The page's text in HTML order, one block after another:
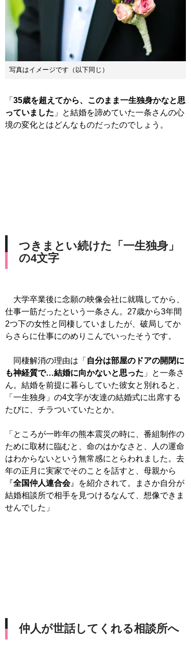
写真はイメージです（以下同じ）
「 35歳を超えてから、このまま一生独身かなと思
っていました 」と結婚を諦めていた一条さんの心
境の変化とはどんなものだったのでしょう。
つきまとい続けた「一生独身」
の4文字
大学卒業後に念願の映像会社に就職してから、
仕事一筋だったという一条さん。27歳から3年間
2つ下の女性と同棲していましたが、破局してか
らさらに仕事にのめりこんでいったそうです。
同棲解消の理由は「 自分は部屋のドアの開閉に
も神経質で…結婚に向かないと思った 」と一条さ
ん。結婚を前提に暮らしていた彼女と別れると、
「一生独身」の4文字が友達の結婚式に出席する
たびに、チラついていたとか。
「ところが一昨年の熊本震災の時に、番組制作の
ために取材に臨むと、命のはかなさと、人の運命
はわからないという無常感にとらわれました。去
年の正月に実家でそのことを話すと、母親から
『全国仲人連合会』を紹介されて。まさか自分が
結婚相談所で相手を見つけるなんて、想像できま
せんでした」
仲人が世話してくれる相談所へ